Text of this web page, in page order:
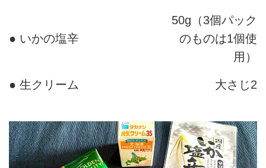
● いかの塩辛
50g（3個パック
のものは1個使
用）
● 生クリーム 大さじ2